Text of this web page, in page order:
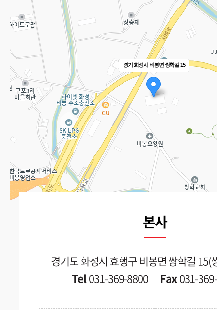
경기 화성시 비봉면 쌍학길 15
본사
경기도 화성시 효행구 비봉면 쌍학길 15(
Tel031-369-8800 Fax031-